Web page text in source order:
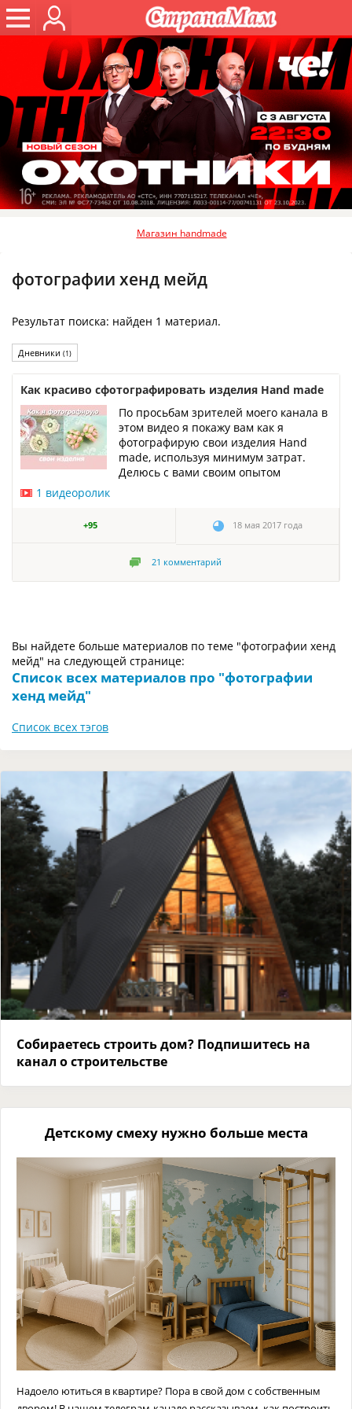
Магазин handmade
фотографии хенд мейд
Результат поиска: найден 1 материал.
Дневники (1)
Как красиво сфотографировать изделия Hand made
По просьбам зрителей моего канала в
этом видео я покажу вам как я
фотографирую свои изделия Hand
made, используя минимум затрат.
Делюсь с вами своим опытом
1 видеоролик
+95 18 мая 2017 года
21 комментарий
Вы найдете больше материалов по теме "фотографии хенд
мейд" на следующей странице:
Список всех материалов про "фотографии
хенд мейд"
Список всех тэгов
Собираетесь строить дом? Подпишитесь на
канал о строительстве
Детскому смеху нужно больше места
Надоело ютиться в квартире? Пора в свой дом с собственным